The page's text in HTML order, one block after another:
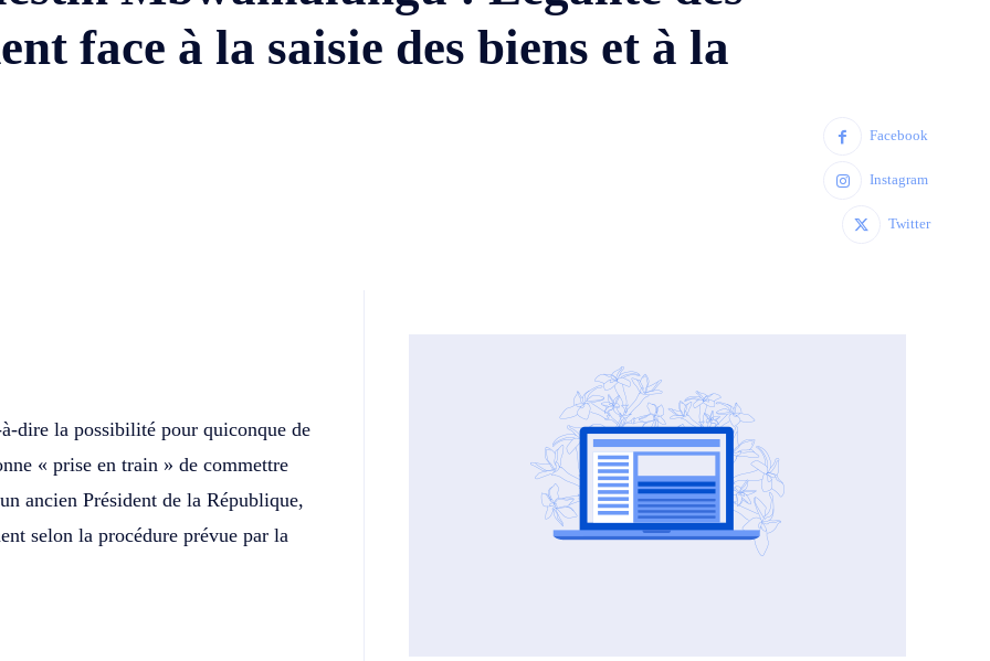
face à la saisie des biens et à la
Facebook
Instagram
Twitter
la possibilité pour quiconque de
« prise en train » de commettre
ancien Président de la République,
selon la procédure prévue par la